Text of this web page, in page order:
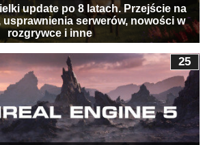
update po 8 latach. Przejście na
usprawnienia serwerów, nowości w
rozgrywce i inne
25